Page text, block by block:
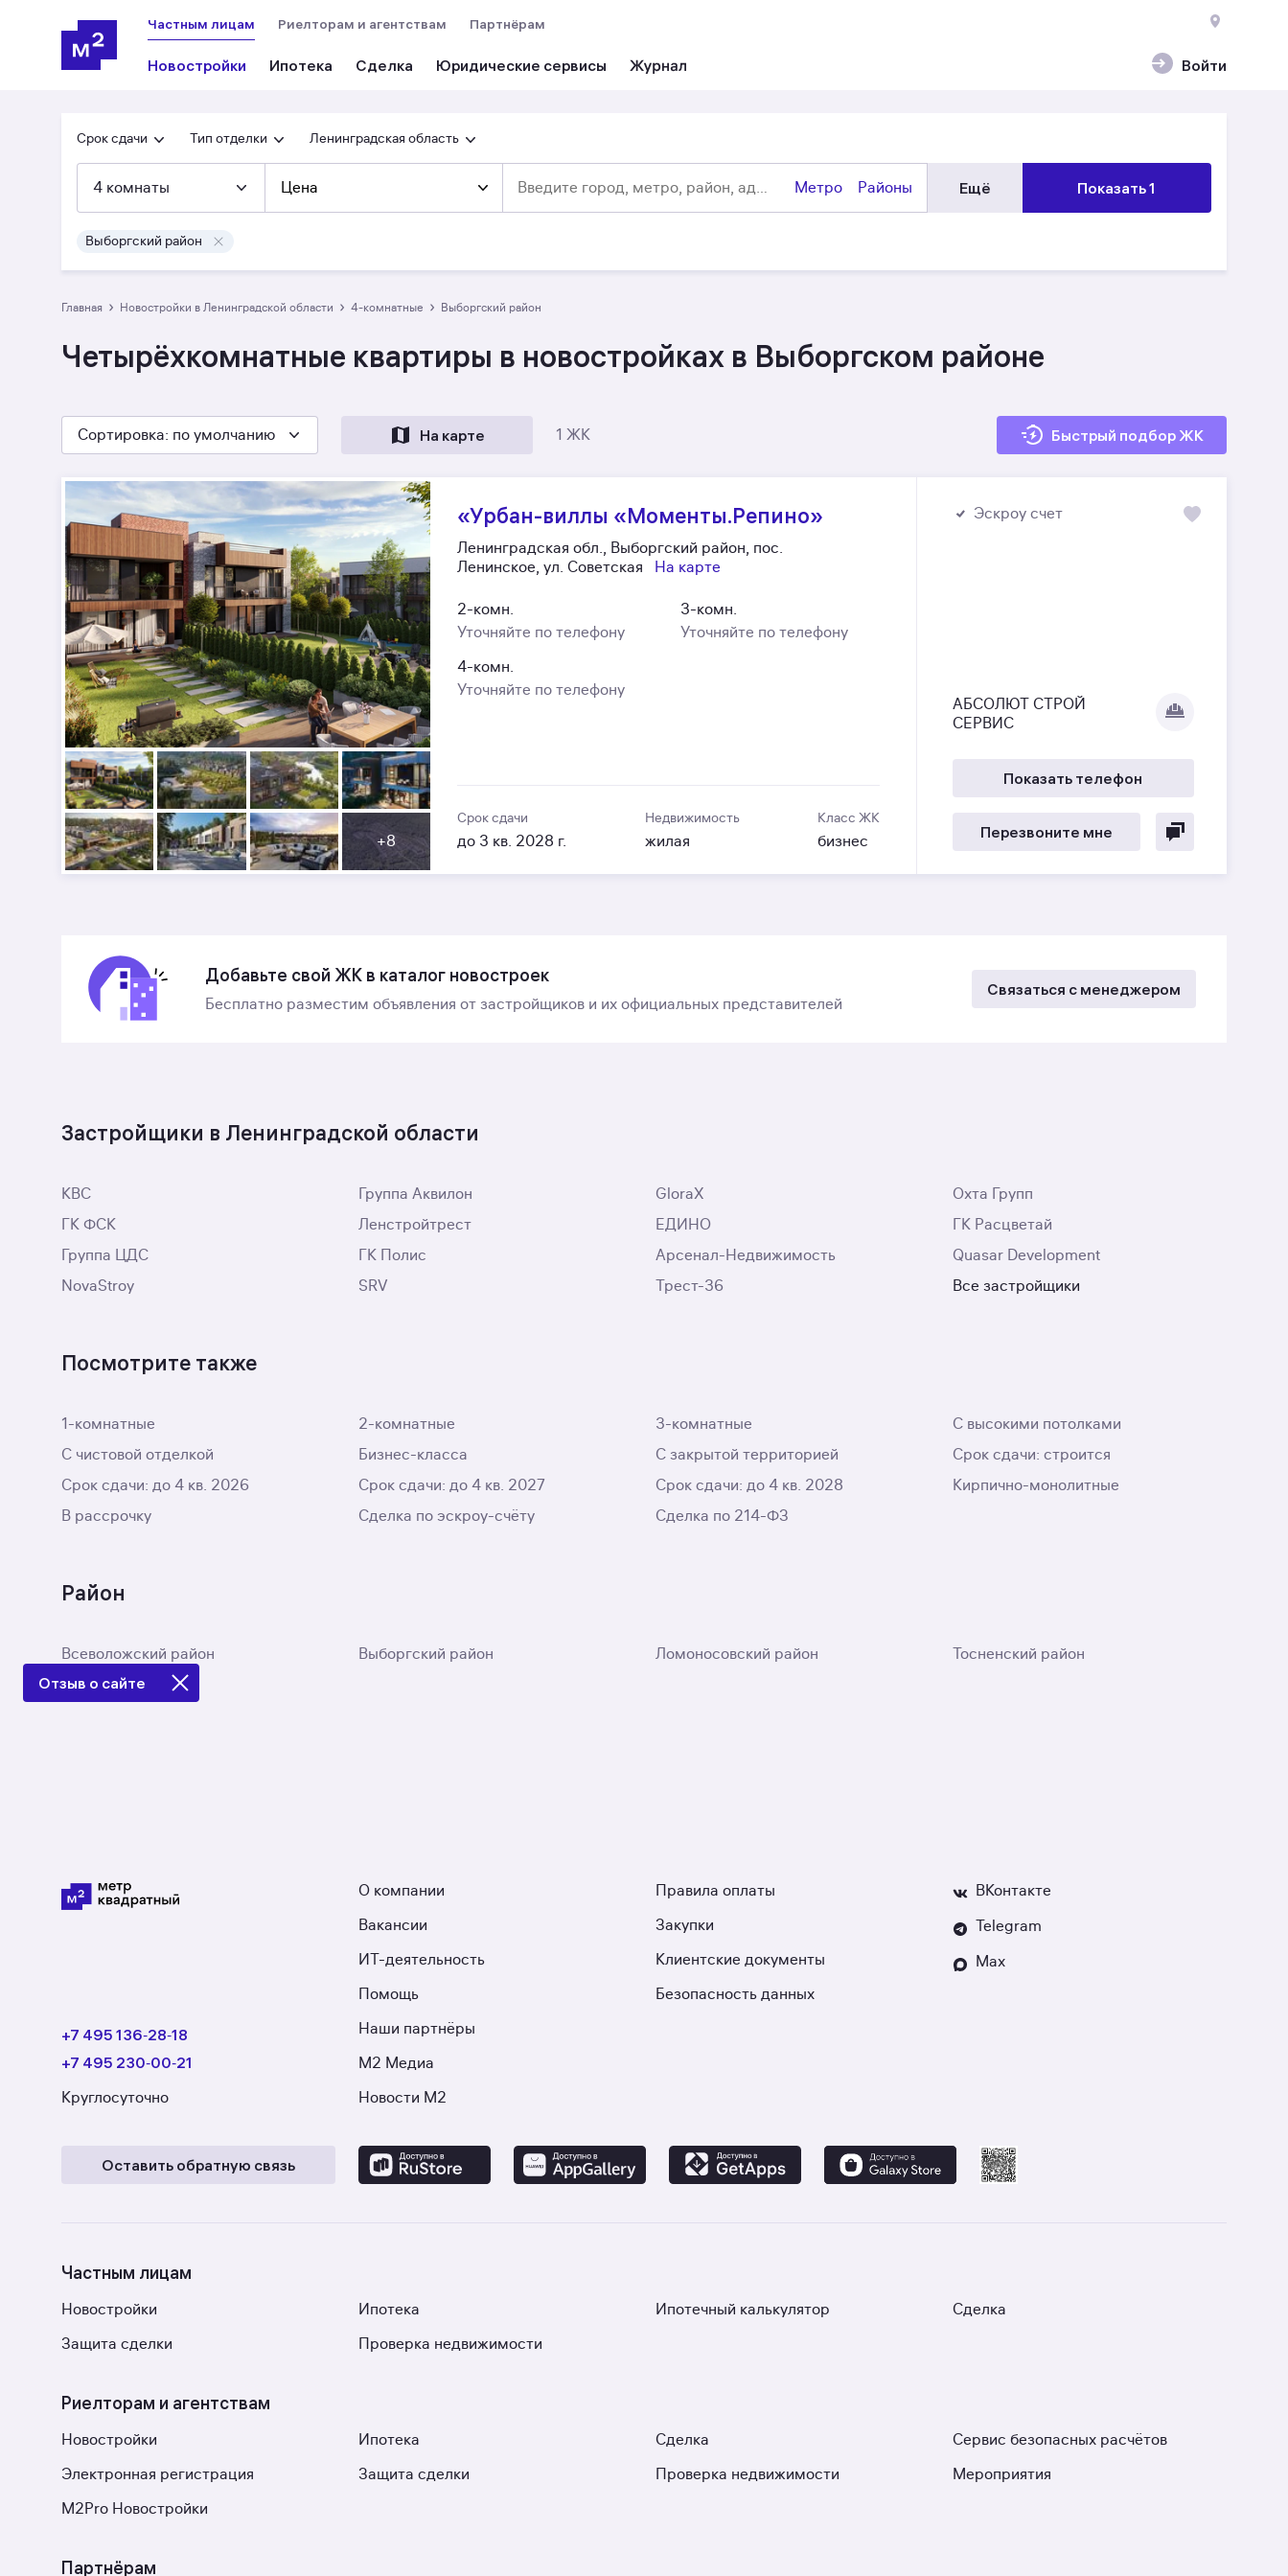
Войти
Частным лицам
Новостройки Ипотека Сделка Юридические сервисы
Риелторам и агентствам Партнёрам
Срок сдачи Тип отделки Ленинградская область
4 комнаты Цена Метро Районы Ещё Показать 1
Выборгский район
Главная › Новостройки в Ленинградской области › 4-комнатные › Выборгский район
Четырёхкомнатные квартиры в новостройках в Выборгском районе
Сортировка: по умолчанию На карте 1 ЖК Быстрый подбор ЖК
+8
«Урбан-виллы «Моменты.Репино»
Ленинградская обл., Выборгский район, пос.
Ленинское, ул. Советская
На карте
2-комн.
Уточняйте по телефону
3-комн.
Уточняйте по телефону
4-комн.
Уточняйте по телефону
Срок сдачи
до 3 кв. 2028 г.
Недвижимость
жилая
Класс ЖК
бизнес
Эскроу счет
АБСОЛЮТ СТРОЙ
СЕРВИС
Показать телефон
Перезвоните мне
Добавьте свой ЖК в каталог новостроек
Бесплатно разместим объявления от застройщиков и их официальных представителей
Связаться с менеджером
Застройщики в Ленинградской области
КВС Группа Аквилон GloraX
Охта Групп
ГК ФСК
Ленстройтрест ЕДИНО
ГК Расцветай
Группа ЦДС
ГК Полис Арсенал-Недвижимость
Quasar Development
NovaStroy
SRV Трест-36 Все застройщики
Посмотрите также
1-комнатные 2-комнатные 3-комнатные
С высокими потолками
С чистовой отделкой
Бизнес-класса С закрытой территорией
Срок сдачи: строится
Срок сдачи: до 4 кв. 2026
Срок сдачи: до 4 кв. 2027 Срок сдачи: до 4 кв. 2028
Кирпично-монолитные
В рассрочку
Сделка по эскроу-счёту Сделка по 214-ФЗ
Район
Всеволожский район Выборгский район Ломоносовский район
Тосненский район
Отзыв о сайте
+7 495 136‑28‑18
+7 495 230‑00‑21
Круглосуточно
О компании
Вакансии
ИТ-деятельность
Помощь
Наши партнёры
М2 Медиа
Новости М2
Правила оплаты
Закупки
Клиентские документы
Безопасность данных
ВКонтакте
Telegram
Max
Оставить обратную связь
Частным лицам
Новостройки Ипотека Ипотечный калькулятор
Сделка
Защита сделки
Проверка недвижимости
Риелторам и агентствам
Новостройки Ипотека Сделка
Сервис безопасных расчётов
Электронная регистрация
Защита сделки Проверка недвижимости
Мероприятия
M2Pro Новостройки
Партнёрам